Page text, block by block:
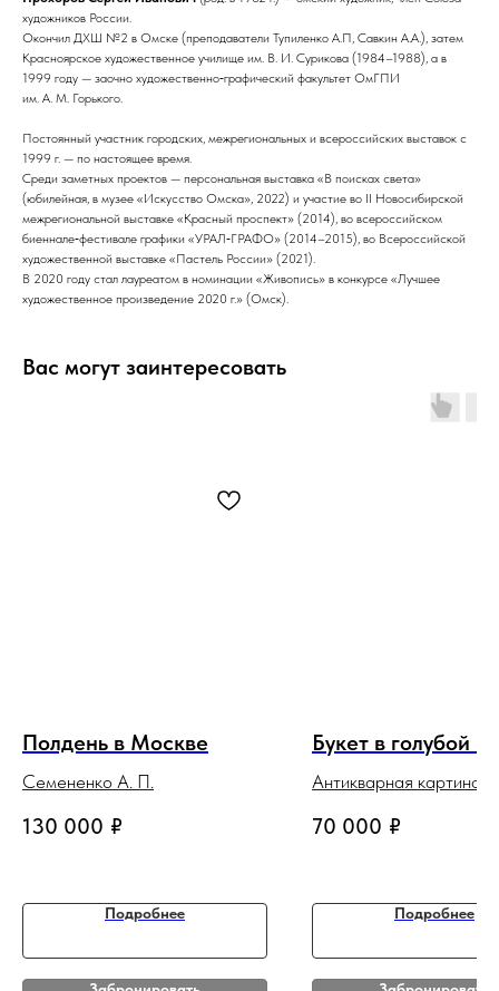
художников России.
Окончил ДХШ №2 в Омске (преподаватели Тупиленко А.П, Савкин А.А.), затем
Красноярское художественное училище им. В. И. Сурикова (1984–1988), а в
1999 году — заочно художественно‑графический факультет ОмГПИ
им. А. М. Горького.
Постоянный участник городских, межрегиональных и всероссийских выставок с
1999 г. — по настоящее время.
Среди заметных проектов — персональная выставка «В поисках света»
(юбилейная, в музее «Искусство Омска», 2022) и участие во II Новосибирской
межрегиональной выставке «Красный проспект» (2014), во всероссийском
биеннале‑фестивале графики «УРАЛ‑ГРАФО» (2014–2015), во Всероссийской
художественной выставке «Пастель России» (2021).
В 2020 году стал лауреатом в номинации «Живопись» в конкурсе «Лучшее
художественное произведение 2020 г.» (Омск).
Вас могут заинтересовать
Полдень в Москве
Семененко А. П.
130 000 ₽
Подробнее
Букет в голубой
Антикварная картина
70 000 ₽
Подробнее